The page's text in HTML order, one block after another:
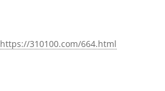
https://310100.com/664.html